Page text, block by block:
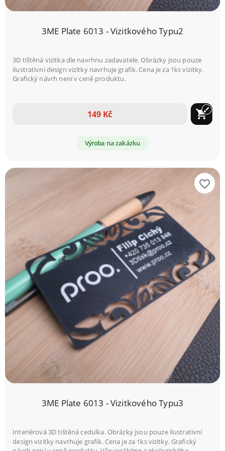
3ME Plate 6013 - Vizitkového Typu2
3D tištěná vizitka dle navrhnu zadavatele. Obrázky jsou pouze
ilustrativní design vizitky navrhuje grafik. Cena je za 1ks vizitky.
Grafický návrh není v ceně produktu.
149 Kč shopping_cart
brush
Výroba na zakázku
3ME Plate 6013 - Vizitkového Typu3
Interiérová 3D tištěná cedulka. Obrázky jsou pouze ilustrativní
design vizitky navrhuje grafik. Cena je za 1ks vizitky. Grafický
favorite_border